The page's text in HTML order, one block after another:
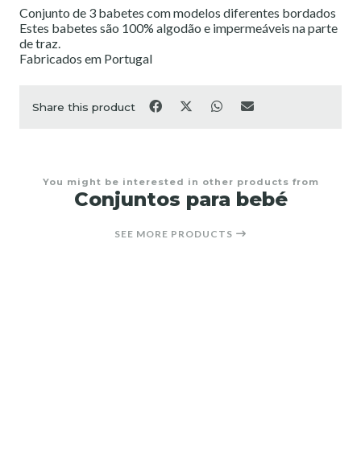
Conjunto de 3 babetes com modelos diferentes bordados
Estes babetes são 100% algodão e impermeáveis na parte
de traz.
Fabricados em Portugal
Share this product
You might be interested in other products from
Conjuntos para bebé
SEE MORE PRODUCTS